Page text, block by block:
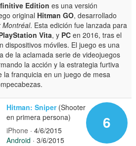
Edition es una versión
original Hitman GO, desarrollado
Montréal. Esta edición fue lanzada para
Vita, y PC en 2016, tras el
dispositivos móviles. El juego es una
de la aclamada serie de videojuegos
la acción y la estrategia furtiva
la franquicia en un juego de mesa
6
Hitman: Sniper(Shooter
en primera persona)
iPhone · 4/6/2015
Android · 3/6/2015